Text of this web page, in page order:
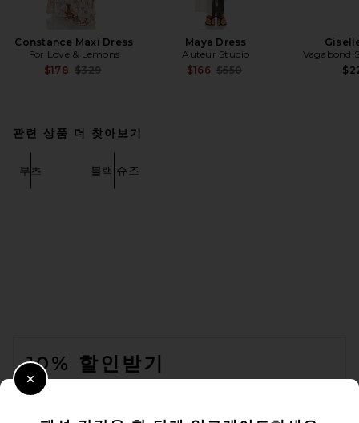
Constance Maxi Dress
For Love & Lemons
$178 Previous price:
$329
Maya Dress
Auteur Studio
$166 Previous price:
$550
Vagabond
관련 상품 더 찾아보기
부츠 블랙 슈즈
10% 할인받기
이메일을 제출하여 뉴스레터를 구독하실 수 있습니다. 언제든지 수신 거
Close Modal